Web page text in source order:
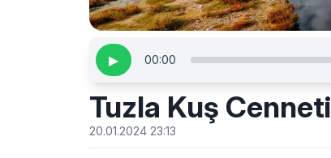
▶ 00:00
Tuzla Kuş Cenneti
20.01.2024 23:13